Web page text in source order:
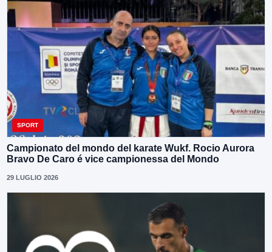
SPORT
Campionato del mondo del karate Wukf. Rocio Aurora
Bravo De Caro é vice campionessa del Mondo
29 LUGLIO 2026